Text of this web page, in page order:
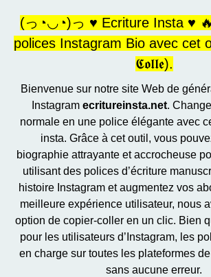
(っ◔◡◔)っ ♥ Ecriture Insta ♥
polices Instagram Bio avec cet
𝕮𝖔𝖑𝖑𝖊).
Bienvenue sur notre site Web de
Instagram ecritureinsta.net.
normale en une police élégante avec
insta. Grâce à cet outil, vous
biographie attrayante et accrocheuse
utilisant des polices d’écriture
histoire Instagram et augmentez vos
meilleure expérience utilisateur, nous
option de copier-coller en un clic. Bien
pour les utilisateurs d’Instagram, les
en charge sur toutes les plateformes
sans aucune erreur.